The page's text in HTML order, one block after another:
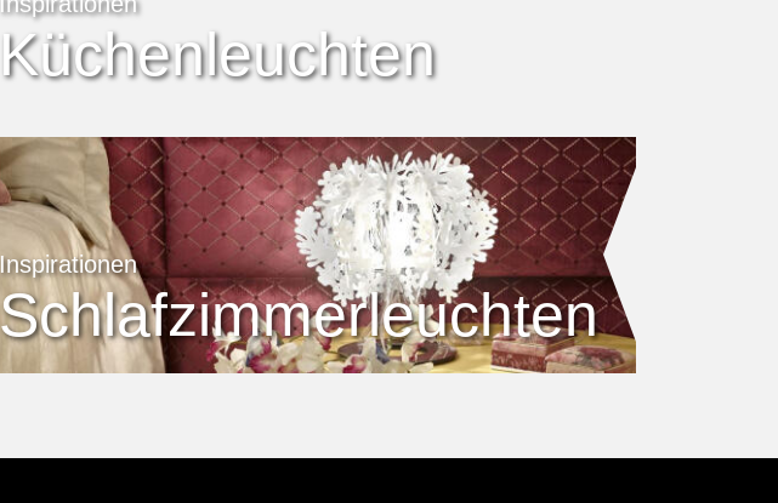
Küchenleuchten
Inspirationen
Schlafzimmerleuchten